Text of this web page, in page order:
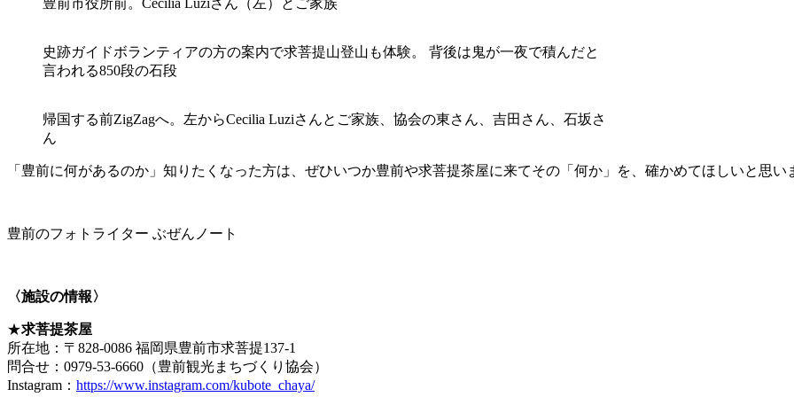
豊前市役所前。Cecilia Luziさん（左）とご家族
史跡ガイドボランティアの方の案内で求菩提山登山も体験。 背後は鬼が一夜で積んだと
言われる850段の石段
帰国する前ZigZagへ。左からCecilia Luziさんとご家族、協会の東さん、吉田さん、石坂さ
ん
「豊前に何があるのか」知りたくなった方は、ぜひいつか豊前や求菩提茶屋に来てその「何か」を、確かめてほしいと思い
豊前のフォトライター ぶぜんノート
〈施設の情報〉
★求菩提茶屋
所在地：〒828-0086 福岡県豊前市求菩提137-1
問合せ：0979-53-6660（豊前観光まちづくり協会）
Instagram： https://www.instagram.com/kubote_chaya/